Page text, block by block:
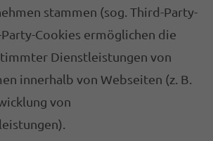
stammen (sog. Third-Party-
Cookies ermöglichen die
Dienstleistungen von
innerhalb von Webseiten (z. B.
von